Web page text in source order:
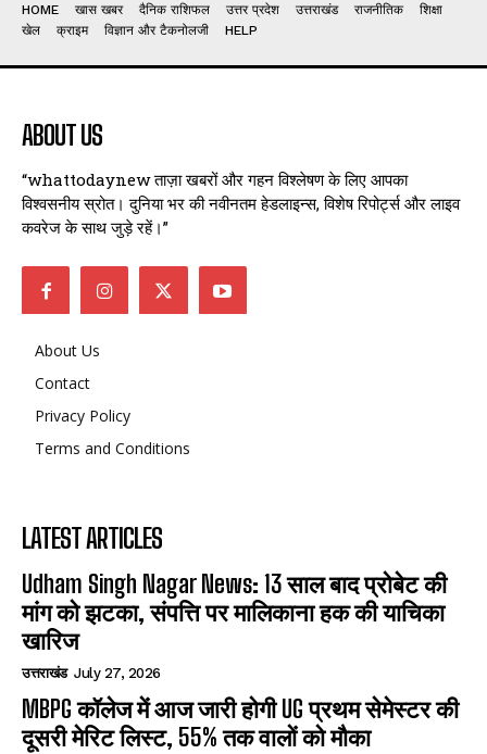
HOME खास खबर दैनिक राशिफल उत्तर प्रदेश उत्तराखंड राजनीतिक
शिक्षा
खेल
क्राइम विज्ञान और टैकनोलजी HELP
ABOUT US
“whattodaynew ताज़ा खबरों और गहन विश्लेषण के लिए आपका
विश्वसनीय स्रोत। दुनिया भर की नवीनतम हेडलाइन्स, विशेष रिपोर्ट्स और लाइव
कवरेज के साथ जुड़े रहें।”
About Us
Contact
Privacy Policy
Terms and Conditions
LATEST ARTICLES
Udham Singh Nagar News: 13 साल बाद प्रोबेट की
मांग को झटका, संपत्ति पर मालिकाना हक की याचिका
खारिज
उत्तराखंड July 27, 2026
MBPG कॉलेज में आज जारी होगी UG प्रथम सेमेस्टर की
दूसरी मेरिट लिस्ट, 55% तक वालों को मौका